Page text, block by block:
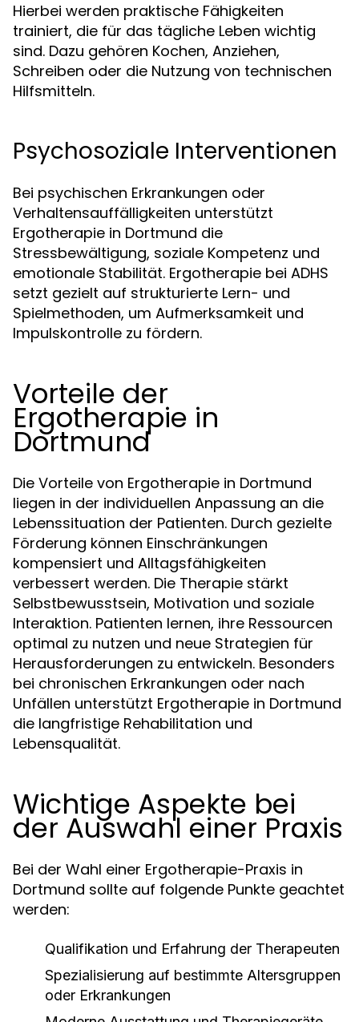
Hierbei werden praktische Fähigkeiten
trainiert, die für das tägliche Leben wichtig
sind. Dazu gehören Kochen, Anziehen,
Schreiben oder die Nutzung von technischen
Hilfsmitteln.
Psychosoziale Interventionen
Bei psychischen Erkrankungen oder
Verhaltensauffälligkeiten unterstützt
Ergotherapie in Dortmund die
Stressbewältigung, soziale Kompetenz und
emotionale Stabilität. Ergotherapie bei ADHS
setzt gezielt auf strukturierte Lern- und
Spielmethoden, um Aufmerksamkeit und
Impulskontrolle zu fördern.
Vorteile der
Ergotherapie in
Dortmund
Die Vorteile von Ergotherapie in Dortmund
liegen in der individuellen Anpassung an die
Lebenssituation der Patienten. Durch gezielte
Förderung können Einschränkungen
kompensiert und Alltagsfähigkeiten
verbessert werden. Die Therapie stärkt
Selbstbewusstsein, Motivation und soziale
Interaktion. Patienten lernen, ihre Ressourcen
optimal zu nutzen und neue Strategien für
Herausforderungen zu entwickeln. Besonders
bei chronischen Erkrankungen oder nach
Unfällen unterstützt Ergotherapie in Dortmund
die langfristige Rehabilitation und
Lebensqualität.
Wichtige Aspekte bei
der Auswahl einer Praxis
Bei der Wahl einer Ergotherapie-Praxis in
Dortmund sollte auf folgende Punkte geachtet
werden:
Qualifikation und Erfahrung der Therapeuten
Spezialisierung auf bestimmte Altersgruppen
oder Erkrankungen